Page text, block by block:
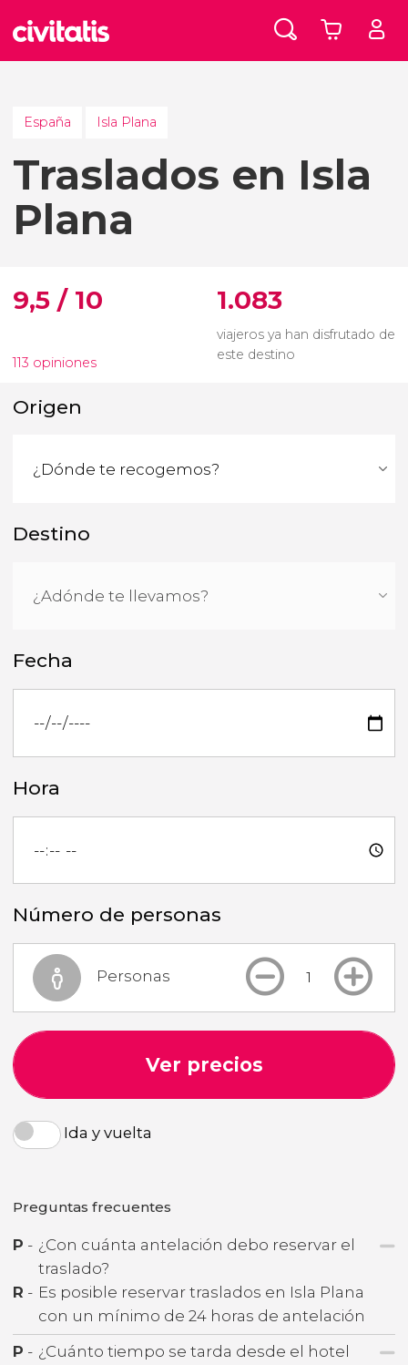
España Isla Plana
Traslados en Isla
Plana
9,5 / 10
113 opiniones
1.083
viajeros ya han disfrutado de
este destino
Origen
Destino
Fecha
Hora
Número de personas
Personas
Ver precios
Ida y vuelta
Preguntas frecuentes
P - ¿Con cuánta antelación debo reservar el
traslado?
R - Es posible reservar traslados en Isla Plana
con un mínimo de 24 horas de antelación
P - ¿Cuánto tiempo se tarda desde el hotel